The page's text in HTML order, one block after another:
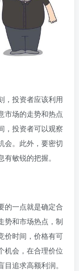
，投资者应该利用
市场的走势和热点
，投资者可以观察
会。此外，要密切
敏锐的把握。
的一点就是确定合
势和市场热点，制
价时间，价格有可
机会，在合理价位
追求高额利润。